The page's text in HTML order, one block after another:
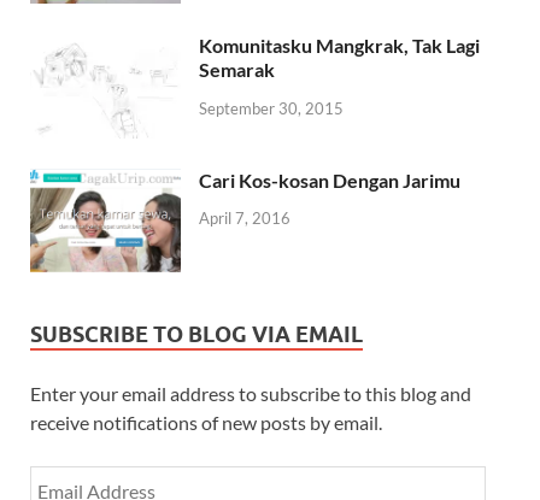
Komunitasku Mangkrak, Tak Lagi
Semarak
September 30, 2015
Cari Kos-kosan Dengan Jarimu
April 7, 2016
SUBSCRIBE TO BLOG VIA EMAIL
Enter your email address to subscribe to this blog and
receive notifications of new posts by email.